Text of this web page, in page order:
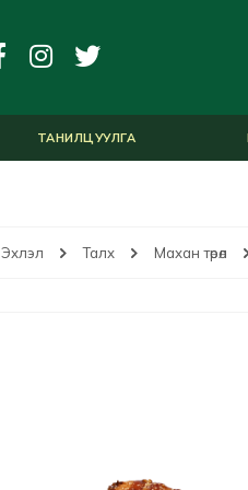
ТАНИЛЦУУЛГА
Эхлэл Талх Махан төрөл